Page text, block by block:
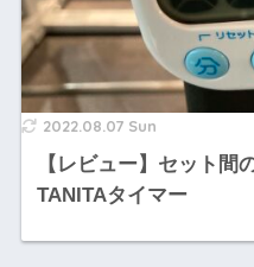
2022.08.07 Sun
【レビュー】セット間
TANITAタイマー